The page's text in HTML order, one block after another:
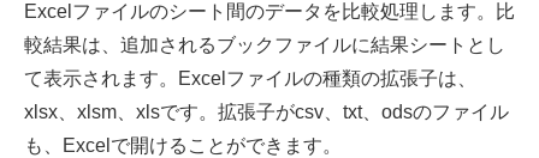
Excelファイルのシート間のデータを比較処理します。比
較結果は、追加されるブックファイルに結果シートとし
て表示されます。Excelファイルの種類の拡張子は、
xlsx、xlsm、xlsです。拡張子がcsv、txt、odsのファイル
も、Excelで開けることができます。